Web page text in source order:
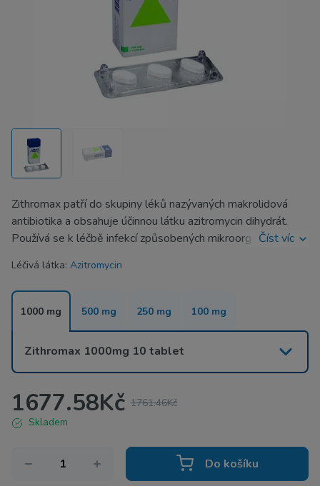
Zithromax patří do skupiny léků nazývaných makrolidová
antibiotika a obsahuje účinnou látku azitromycin dihydrát.
Používá se k léčbě infekcí způsobených mikroorganismy,
bakteriálních infekcích dýchacích cest způsobených COVID-
19.
Číst víc
Léčivá látka: Azitromycin
1000 mg 500 mg 250 mg 100 mg
Zithromax 1000mg 10 tablet
1677.58Kč 1761.46Kč
Skladem
Do košíku